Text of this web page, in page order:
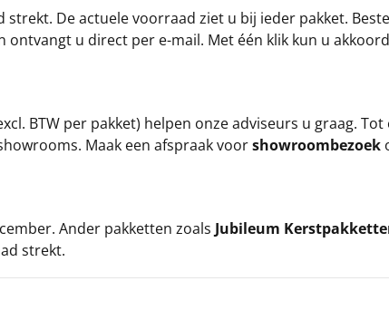
De actuele voorraad ziet u bij ieder pakket.
u direct per e-mail. Met één klik kun u
BTW per pakket) helpen onze adviseurs u graag.
Maak een afspraak voorshowroombezoek
Ander pakketten zoals Jubileum
strekt.